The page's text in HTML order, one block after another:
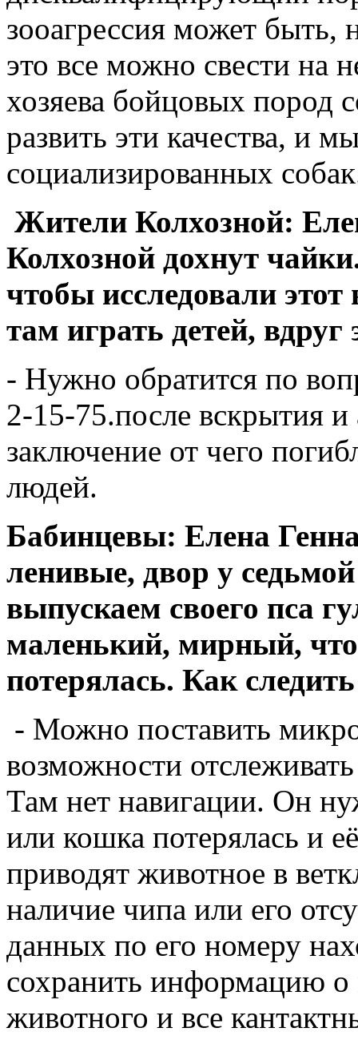
зооагрессия может
это все можно свести на
хозяева бойцовых пород
развить эти качества, и
социализированных
Жители Колхозной:
Колхозной дохнут
чтобы исследовали
там играть детей, вдруг
- Нужно обратится по
2-15-75.после вскрытия и
заключение от чего
людей.
Бабинцевы: Елена
ленивые, двор у
выпускаем своего пса
маленький, мирный, что
потерялась. Как
- Можно поставить
возможности
Там нет навигации. Он
или кошка потерялась и
приводят животное в
наличие чипа или его
данных по его номеру
сохранить информацию о
животного и все